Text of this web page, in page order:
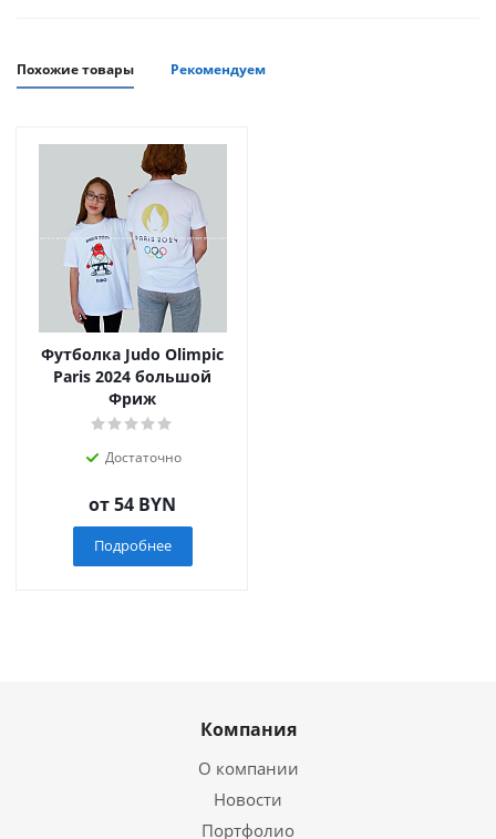
Похожие товары Рекомендуем
Футболка Judo Olimpic
Paris 2024 большой
Фриж
Достаточно
от54 BYN
Подробнее
Компания
О компании
Новости
Портфолио